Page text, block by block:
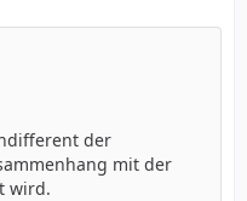
der
mit der
wird.